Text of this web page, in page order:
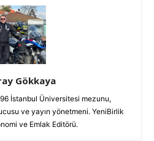
Gökkaya
İstanbul Üniversitesi mezunu,
ve yayın yönetmeni. YeniBirlik
ve Emlak Editörü.